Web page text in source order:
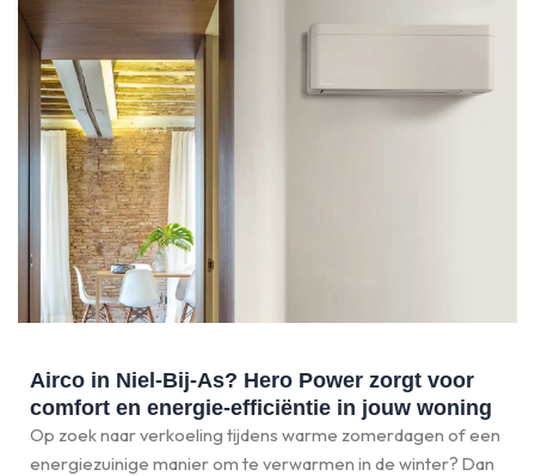
Airco in Niel-Bij-As? Hero Power zorgt voor
comfort en energie-efficiëntie in jouw woning
Op zoek naar verkoeling tijdens warme zomerdagen of een
energiezuinige manier om te verwarmen in de winter? Dan